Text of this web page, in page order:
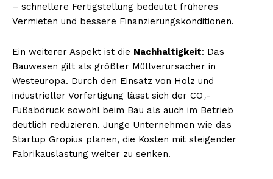
– schnellere Fertigstellung bedeutet früheres
Vermieten und bessere Finanzierungskonditionen.
Ein weiterer Aspekt ist die Nachhaltigkeit: Das
Bauwesen gilt als größter Müllverursacher in
Westeuropa. Durch den Einsatz von Holz und
industrieller Vorfertigung lässt sich der CO₂-
Fußabdruck sowohl beim Bau als auch im Betrieb
deutlich reduzieren. Junge Unternehmen wie das
Startup Gropius planen, die Kosten mit steigender
Fabrikauslastung weiter zu senken.